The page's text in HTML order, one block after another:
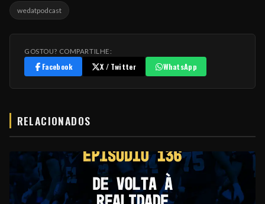
wedatpodcast
GOSTOU? COMPARTILHE:
Facebook X / Twitter WhatsApp
RELACIONADOS